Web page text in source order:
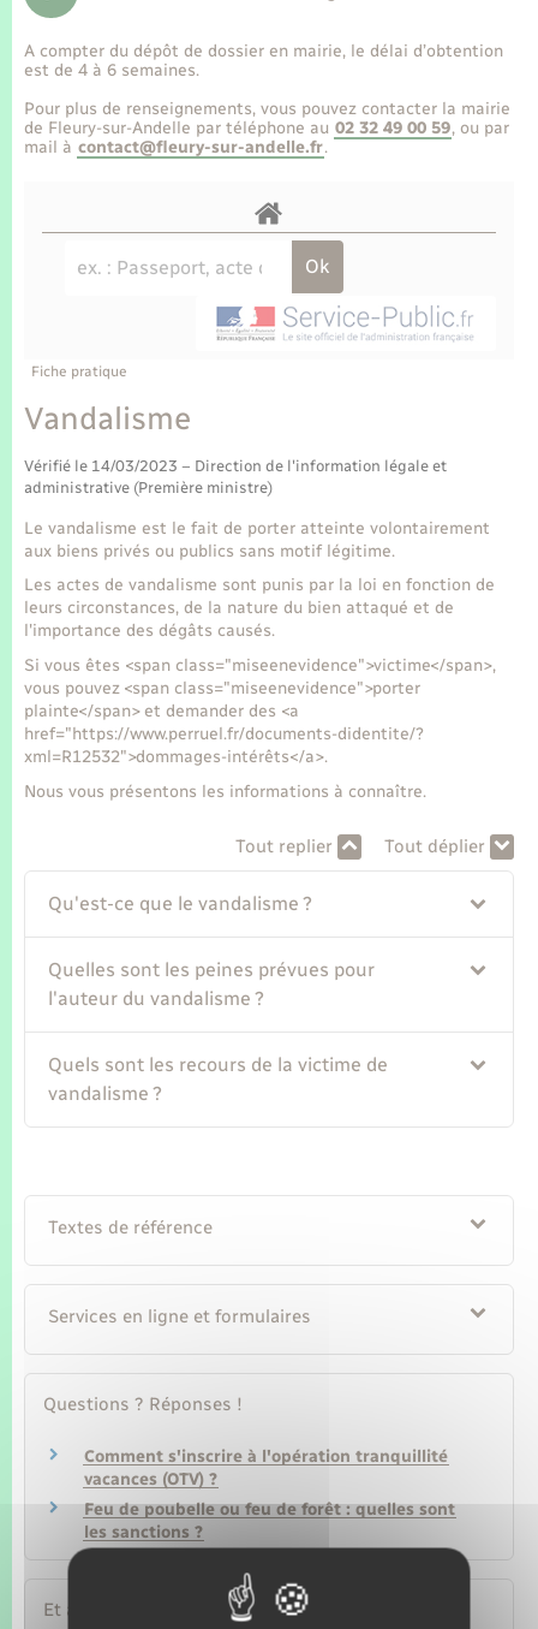
Etat-civil - Papiers - Citoyenneté
Mariage – PACS
Parrainage civil
Logement - Urbanisme
Nouvel habitant
Organisation d’événement
Sécurité - Prévention
Seniors
Transports
Transports scolaires
Voirie et espace public
Travaux - Autorisation d’occupation de l’espace
public
Compétences
Plan interactif
La Communauté de communes
A compter du dépôt de dossier en mairie, le délai d’obtention
est de 4 à 6 semaines.
Pour plus de renseignements, vous pouvez contacter la mairie
de Fleury-sur-Andelle par téléphone au 02 32 49 00 59, ou par
mail à contact@fleury-sur-andelle.fr.
Fiche pratique
Vandalisme
Vérifié le 14/03/2023 – Direction de l'information légale et
administrative (Première ministre)
Le vandalisme est le fait de porter atteinte volontairement
aux biens privés ou publics sans motif légitime.
Les actes de vandalisme sont punis par la loi en fonction de
leurs circonstances, de la nature du bien attaqué et de
l'importance des dégâts causés.
Si vous êtes <span class="miseenevidence">victime</span>,
vous pouvez <span class="miseenevidence">porter
plainte</span> et demander des <a
href="https://www.perruel.fr/documents-didentite/?
xml=R12532">dommages-intérêts</a>.
Nous vous présentons les informations à connaître.
Tout replier Tout déplier
Qu'est-ce que le vandalisme ?
Quelles sont les peines prévues pour
l'auteur du vandalisme ?
Quels sont les recours de la victime de
vandalisme ?
Textes de référence
Services en ligne et formulaires
Questions ? Réponses !
Comment s'inscrire à l'opération tranquillité
vacances (OTV) ?
Feu de poubelle ou feu de forêt : quelles sont
les sanctions ?
Et aussi